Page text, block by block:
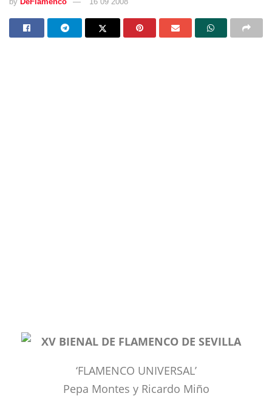
XV BIENAL DE FLAMENCO DE SEVILLA
‘FLAMENCO UNIVERSAL’
Pepa Montes y Ricardo Miño